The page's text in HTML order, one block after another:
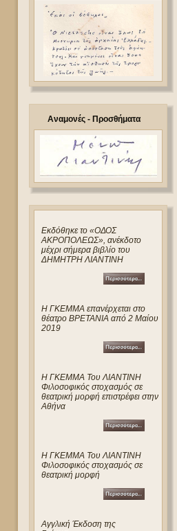
Αναμονές - Προσθήματα
Eκδόθηκε το «ΟΔΟΣ
ΑΚΡΟΠΟΛΕΩΣ», ανέκδοτο
μέχρι σήμερα βιβλίο του
ΔΗΜΗΤΡΗ ΛΙΑΝΤΙΝΗ
Η ΓΚΕΜΜΑ επανέρχεται στο
θέατρο ΒΡΕΤΑΝΙΑ από 2 Μαίου
2019
Η ΓΚΕΜΜΑ Του ΛΙΑΝΤΙΝΗ
Φιλοσοφικός στοχασμός σε
θεατρική μορφή επιστρέφει στην
Αθήνα
Η ΓΚΕΜΜΑ Του ΛΙΑΝΤΙΝΗ
Φιλοσοφικός στοχασμός σε
θεατρική μορφή
Αγγλική Έκδοση της